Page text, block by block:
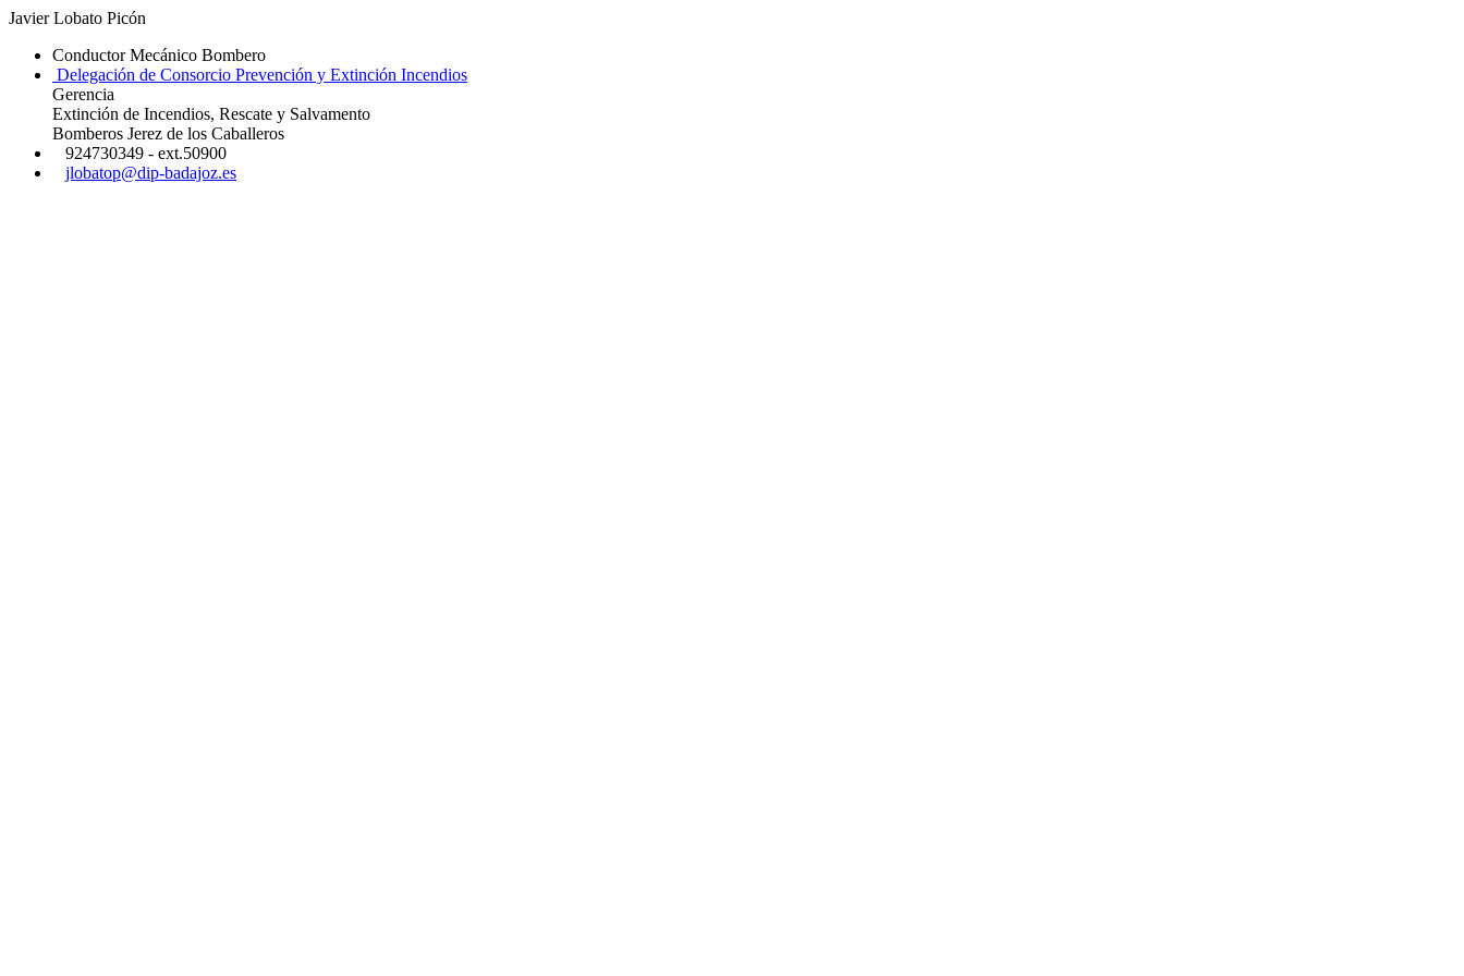
Javier Lobato Picón
Conductor Mecánico Bombero
Delegación de Consorcio Prevención y Extinción Incendios
Gerencia
Extinción de Incendios, Rescate y Salvamento
Bomberos Jerez de los Caballeros
924730349 - ext.50900
jlobatop@dip-badajoz.es